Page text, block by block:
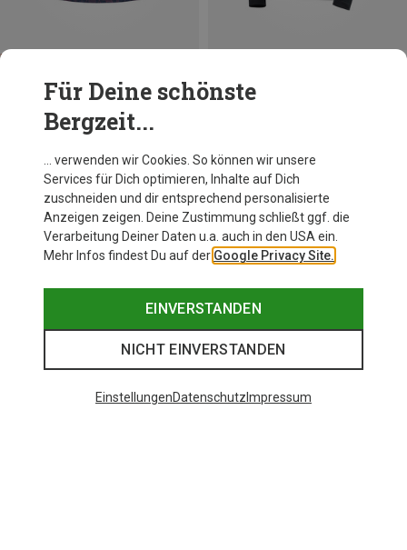
Du sparst 37%
Für Deine schönste
Bergzeit...
… verwenden wir Cookies. So können wir unsere
Services für Dich optimieren, Inhalte auf Dich
zuschneiden und dir entsprechend personalisierte
Anzeigen zeigen. Deine Zustimmung schließt ggf. die
Verarbeitung Deiner Daten u.a. auch in den USA ein.
Mehr Infos findest Du auf der Google Privacy Site.
EINVERSTANDEN
NICHT EINVERSTANDEN
EinstellungenDatenschutz Impressum